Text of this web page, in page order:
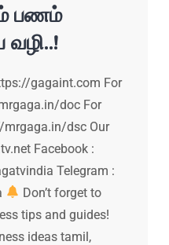
பணம்
வழி..!
gagaint.com For
doc For
dsc Our
Facebook :
Telegram :
Don’t forget to
tips and guides!
ideas tamil,